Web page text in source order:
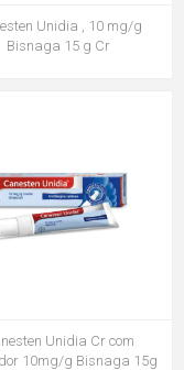
Unidia , 10 mg/g
Bisnaga 15 g Cr
Unidia Cr com
10mg/g Bisnaga 15g